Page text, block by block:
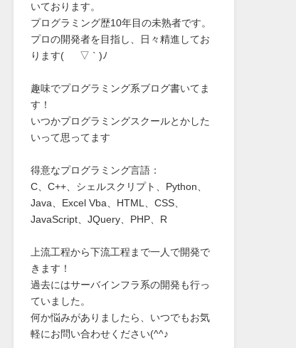
いております。
プログラミング歴10年目の未熟者です。
プロの開発者を目指し、日々精進してお
ります( ´ ▽ ` )ﾉ
趣味でプログラミング系ブログ書いてま
す！
いつかプログラミングスクールとかした
いって思ってます
得意なプログラミング言語：
C、C++、シェルスクリプト、Python、
Java、Excel Vba、HTML、CSS、
JavaScript、JQuery、PHP、R
上流工程から下流工程まで一人で開発で
きます！
過去にはサーバインフラ系の開発も行っ
ていました。
何か悩みがありましたら、いつでもお気
軽にお問い合わせください(^^♪